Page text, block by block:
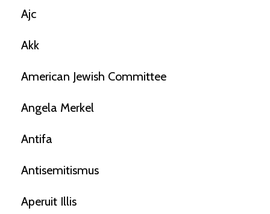
Ajc
Akk
American Jewish Committee
Angela Merkel
Antifa
Antisemitismus
Aperuit Illis